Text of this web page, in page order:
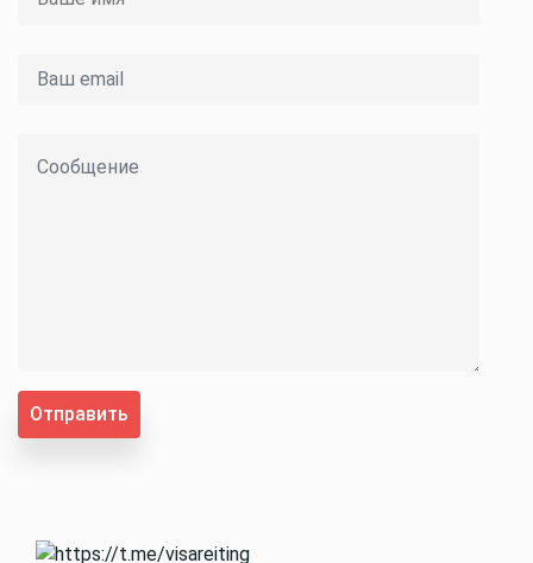
Отправить